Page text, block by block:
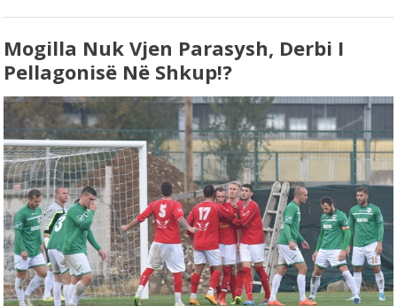
Mogilla Nuk Vjen Parasysh, Derbi I
Pellagonisë Në Shkup!?